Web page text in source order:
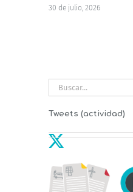
30 de julio, 2026
Buscar:
Tweets (actividad)